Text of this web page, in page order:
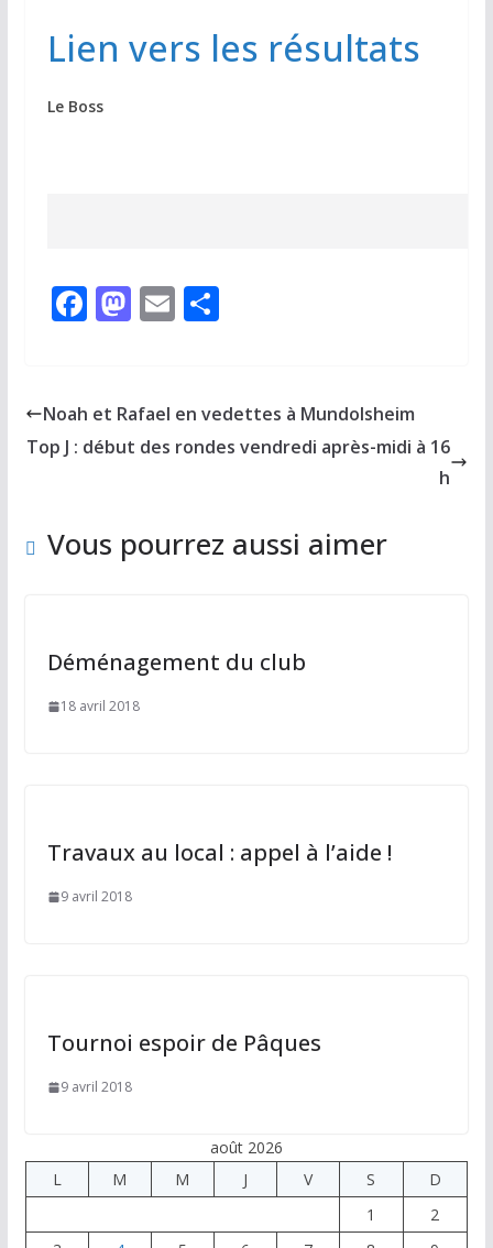
Lien vers les résultats
Le Boss
F
b
o
M
d
o
E
l
P
g
er
Noah et Rafael en vedettes à Mundolsheim
Top J : début des rondes vendredi après-midi à 16
h
Vous pourrez aussi aimer
Déménagement du club
18 avril 2018
Travaux au local : appel à l’aide !
9 avril 2018
Tournoi espoir de Pâques
9 avril 2018
août 2026
L
M M J V S
D
1
2